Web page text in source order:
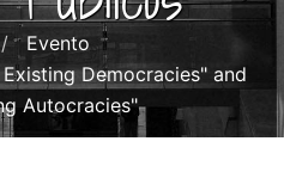
Evento
Existing Democracies" and
Autocracies"